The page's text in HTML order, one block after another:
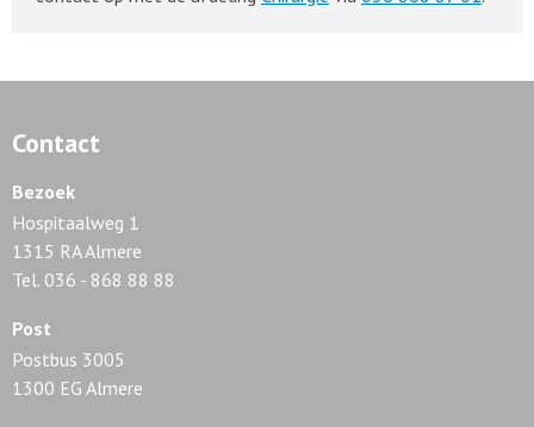
Contact
Bezoek
Hospitaalweg 1
1315 RA Almere
Tel. 036 - 868 88 88
Post
Postbus 3005
1300 EG Almere